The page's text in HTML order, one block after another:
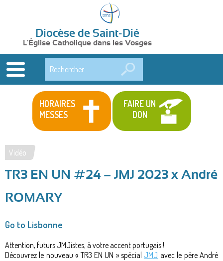
Diocèse de Saint-Dié
L'Église Catholique dans les Vosges
HORAIRES
MESSES
FAIRE UN
DON
Vous
êtes
ici
Vidéo
TR3 EN UN #24 – JMJ 2023 x André
ROMARY
Go to Lisbonne
Attention, futurs JMJistes, à votre accent portugais !
Découvrez le nouveau « TR3 EN UN » spécial JMJ avec le père André